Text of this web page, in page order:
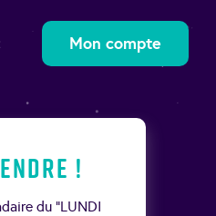
Mon compte
!
du “LUNDI